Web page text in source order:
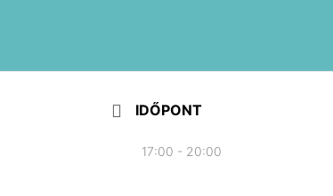
IDŐPONT
17:00 - 20:00